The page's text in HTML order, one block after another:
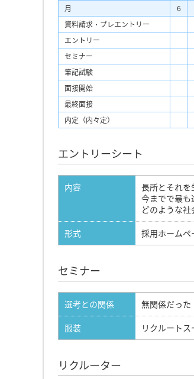
月
6
資料請求・プレエントリー
エントリー
セミナー
筆記試験
面接開始
最終面接
内定（内々定）
エントリーシート
内容
長所とそれを
今までで最も
どのような
形式
採用ホームペ
セミナー
選考との関係
無関係だった
服装
リクルートス
リクルーター